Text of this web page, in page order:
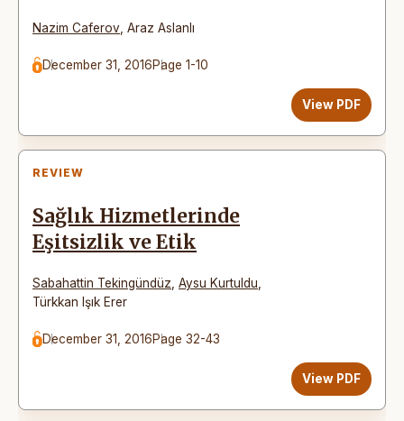
Nazim Caferov Araz Aslanlı
December 31, 2016Page 1-10
View PDF
REVIEW
Sağlık Hizmetlerinde
Eşitsizlik ve Etik
Sabahattin Tekingündüz Aysu Kurtuldu
Türkkan Işık Erer
December 31, 2016Page 32-43
View PDF